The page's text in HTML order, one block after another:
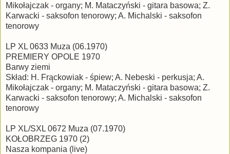
Mikołajczak - organy; M. Mataczyński - gitara basowa; Z.
Karwacki - saksofon tenorowy; A. Michalski - saksofon
tenorowy
LP XL 0633 Muza (06.1970)
PREMIERY OPOLE 1970
Barwy ziemi
Skład: H. Frąckowiak - śpiew; A. Nebeski - perkusja; A.
Mikołajczak - organy; M. Mataczyński - gitara basowa; Z.
Karwacki - saksofon tenorowy; A. Michalski - saksofon
tenorowy
LP XL/SXL 0672 Muza (07.1970)
KOŁOBRZEG 1970 (2)
Nasza kompania (live)